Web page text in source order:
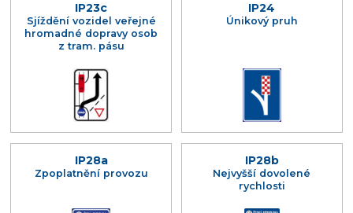
IP23c
Sjíždění vozidel veřejné
hromadné dopravy osob
z tram. pásu
IP24
Únikový pruh
IP28a
Zpoplatnění provozu
IP28b
Nejvyšší dovolené
rychlosti